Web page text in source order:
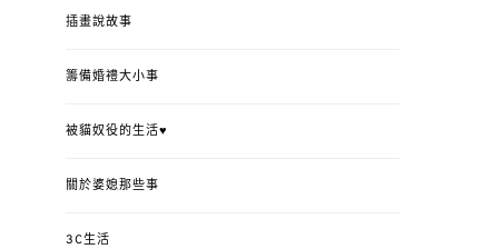
插畫說故事
籌備婚禮大小事
被貓奴役的生活♥
關於婆媳那些事
3C生活